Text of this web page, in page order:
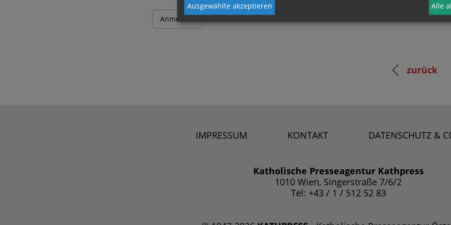
zurück
IMPRESSUM KONTAKT DATENSCHUTZ &
Katholische Presseagentur Kathpress
1010 Wien, Singerstraße 7/6/2
Tel: +43 / 1 / 512 52 83
Ausgewählte akzeptieren Alle